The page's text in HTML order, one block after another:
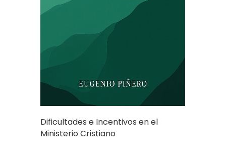
Dificultades e Incentivos en el
Ministerio Cristiano